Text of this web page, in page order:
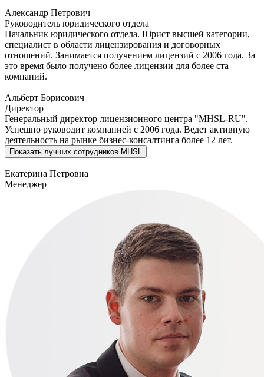
Александр Петрович
Руководитель юридического отдела
Начальник юридического отдела. Юрист высшей категории,
специалист в области лицензирования и договорных
отношений. Занимается получением лицензий с 2006 года. За
это время было получено более лицензии для более ста
компаний.
Альберт Борисович
Директор
Генеральный директор лицензионного центра "MHSL-RU".
Успешно руководит компанией с 2006 года. Ведет активную
деятельность на рынке бизнес-консалтинга более 12 лет.
Показать лучших сотрудников MHSL
Екатерина Петровна
Менеджер